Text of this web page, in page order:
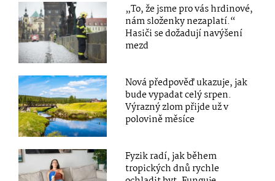
„To, že jsme pro vás hrdinové,
nám složenky nezaplatí.“
Hasiči se dožadují navýšení
mezd
Nová předpověď ukazuje, jak
bude vypadat celý srpen.
Výrazný zlom přijde už v
polovině měsíce
Fyzik radí, jak během
tropických dnů rychle